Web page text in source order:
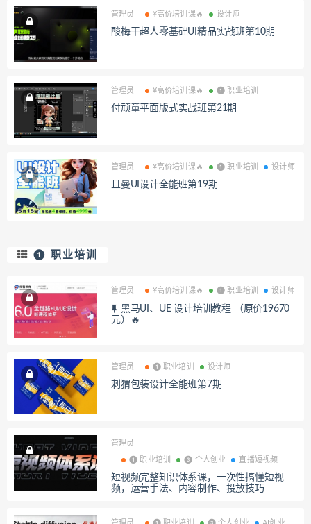
管理员 ¥高价培训课🔥 设计师
酸梅干超人零基础UI精品实战班第10期
管理员 ¥高价培训课🔥 ❶ 职业培训
付顽童平面版式实战班第21期
管理员 ¥高价培训课🔥 ❶ 职业培训 设计师
且曼UI设计全能班第19期
❶ 职业培训
管理员 ¥高价培训课🔥 ❶ 职业培训 设计师
黑马UI、UE 设计培训教程 （原价19670
元）🔥
管理员 ❶ 职业培训 设计师
刺猬包装设计全能班第7期
管理员
❶ 职业培训 ❸ 个人创业 直播短视频
短视频完整知识体系课，一次性搞懂短视
频，运营手法、内容制作、投放技巧